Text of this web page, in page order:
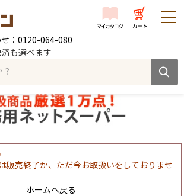
：0120-064-080
も選べます
販売終了か、ただ今お取扱いをしておりませ
ホームへ戻る